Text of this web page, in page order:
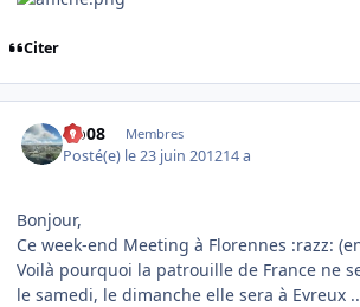
Citer
clo08 Membres
Posté(e) le 23 juin 201214 a
Bonjour,
Ce week-end Meeting à Florennes :razz:
Voilà pourquoi la patrouille de France ne
le samedi, le dimanche elle sera à Evreux